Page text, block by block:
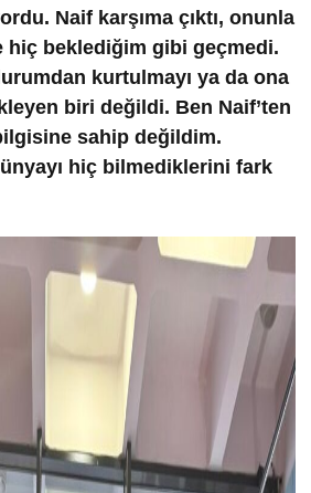
Naif karşıma çıktı, onunla
hiç beklediğim gibi geçmedi.
kurtulmayı ya da ona
biri değildi. Ben Naif’ten
sahip değildim.
hiç bilmediklerini fark